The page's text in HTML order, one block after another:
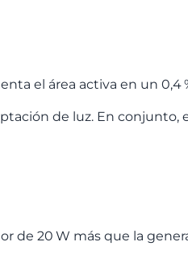
el área activa en un 0,4
ón de luz. En conjunto,
de 20 W más que la